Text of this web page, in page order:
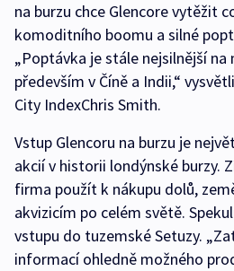
na burzu chce Glencore vytěžit
komoditního boomu a silné
„Poptávka je stále nejsilnější na
především v Číně a Indii,“
City IndexChris Smith.
Vstup Glencoru na burzu je
akcií v historii londýnské burzy.
firma použít k nákupu dolů,
akvizicím po celém světě.
vstupu do tuzemské Setuzy.
informací ohledně možného